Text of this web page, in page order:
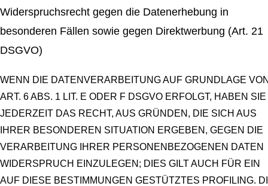
Widerspruchsrecht gegen die Datenerhebung in
besonderen Fällen sowie gegen Direktwerbung (Art. 21
DSGVO)
WENN DIE DATENVERARBEITUNG AUF GRUNDLAGE
ART. 6 ABS. 1 LIT. E ODER F DSGVO ERFOLGT, HABEN SIE
JEDERZEIT DAS RECHT, AUS GRÜNDEN, DIE SICH AUS
IHRER BESONDEREN SITUATION ERGEBEN, GEGEN DIE
VERARBEITUNG IHRER PERSONENBEZOGENEN DATEN
WIDERSPRUCH EINZULEGEN; DIES GILT AUCH FÜR EIN
AUF DIESE BESTIMMUNGEN GESTÜTZTES PROFILING.